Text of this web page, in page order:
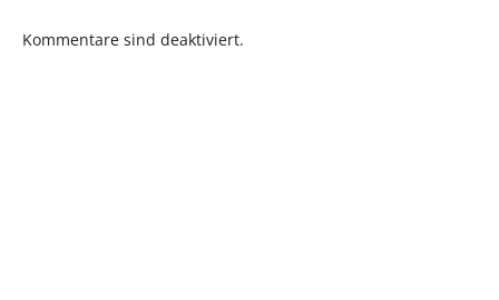
Kommentare sind deaktiviert.